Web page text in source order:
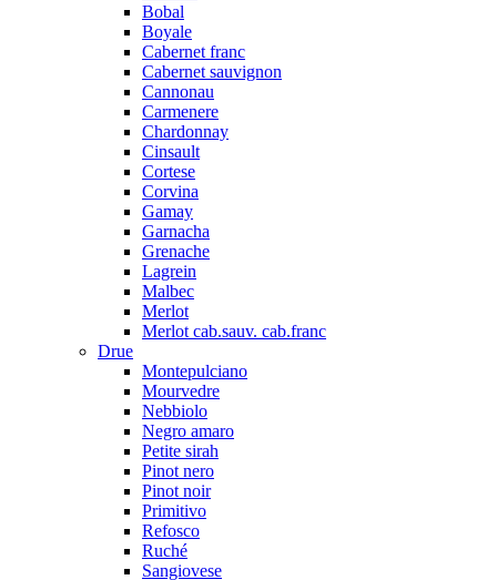
Bobal
Boyale
Cabernet franc
Cabernet sauvignon
Cannonau
Carmenere
Chardonnay
Cinsault
Cortese
Corvina
Gamay
Garnacha
Grenache
Lagrein
Malbec
Merlot
Merlot cab.sauv. cab.franc
Drue
Montepulciano
Mourvedre
Nebbiolo
Negro amaro
Petite sirah
Pinot nero
Pinot noir
Primitivo
Refosco
Ruché
Sangiovese